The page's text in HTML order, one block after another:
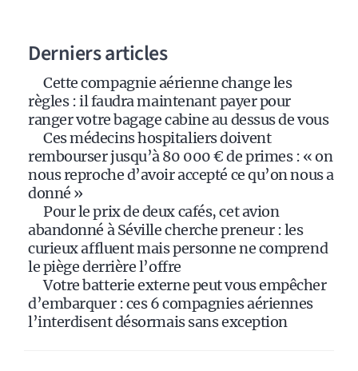
Derniers articles
Cette compagnie aérienne change les
règles : il faudra maintenant payer pour
ranger votre bagage cabine au dessus de vous
Ces médecins hospitaliers doivent
rembourser jusqu’à 80 000 € de primes : « on
nous reproche d’avoir accepté ce qu’on nous a
donné »
Pour le prix de deux cafés, cet avion
abandonné à Séville cherche preneur : les
curieux affluent mais personne ne comprend
le piège derrière l’offre
Votre batterie externe peut vous empêcher
d’embarquer : ces 6 compagnies aériennes
l’interdisent désormais sans exception